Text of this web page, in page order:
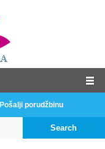
Pošalji porudžbinu
Search